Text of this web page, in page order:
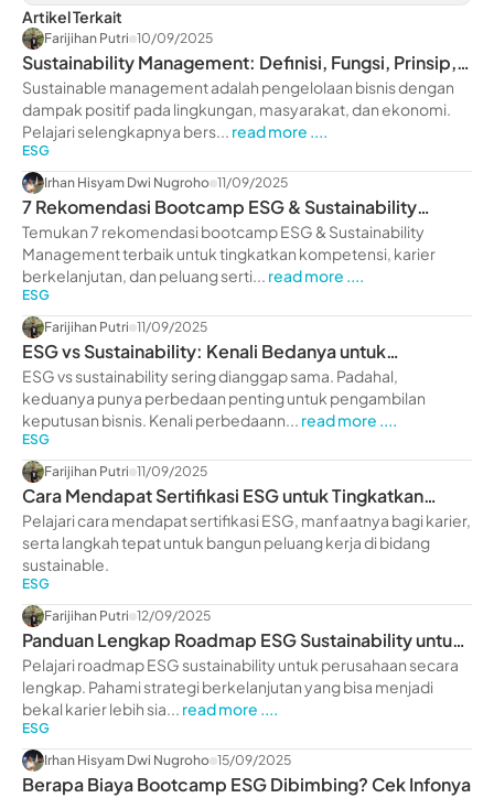
Artikel Terkait
Farijihan Putri 10/09/2025
Sustainability Management: Definisi, Fungsi, Prinsip,
hingga Strategi
Sustainable management adalah pengelolaan bisnis dengan
dampak positif pada lingkungan, masyarakat, dan ekonomi.
Pelajari selengkapnya bers... read more ....
ESG
Irhan Hisyam Dwi Nugroho 11/09/2025
7 Rekomendasi Bootcamp ESG & Sustainability
Management
Temukan 7 rekomendasi bootcamp ESG & Sustainability
Management terbaik untuk tingkatkan kompetensi, karier
berkelanjutan, dan peluang serti... read more ....
ESG
Farijihan Putri 11/09/2025
ESG vs Sustainability: Kenali Bedanya untuk
Keputusan Bisnis
ESG vs sustainability sering dianggap sama. Padahal,
keduanya punya perbedaan penting untuk pengambilan
keputusan bisnis. Kenali perbedaann... read more ....
ESG
Farijihan Putri 11/09/2025
Cara Mendapat Sertifikasi ESG untuk Tingkatkan
Karier
Pelajari cara mendapat sertifikasi ESG, manfaatnya bagi karier,
serta langkah tepat untuk bangun peluang kerja di bidang
sustainable.
ESG
Farijihan Putri 12/09/2025
Panduan Lengkap Roadmap ESG Sustainability untuk
Perusahaan
Pelajari roadmap ESG sustainability untuk perusahaan secara
lengkap. Pahami strategi berkelanjutan yang bisa menjadi
bekal karier lebih sia... read more ....
ESG
Irhan Hisyam Dwi Nugroho 15/09/2025
Berapa Biaya Bootcamp ESG Dibimbing? Cek Infonya